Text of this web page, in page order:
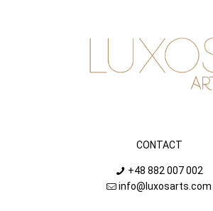
CONTACT
+48 882 007 002
info@luxosarts.com